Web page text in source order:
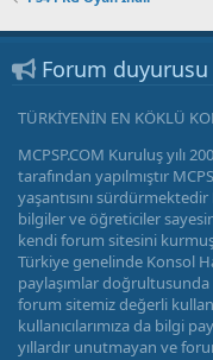
Forum duyurusu
TÜRKİYENİN EN KÖKLÜ
MCPSP.COM Kuruluş yılı
tarafından yapılmıştır
yaşantısını
bilgiler ve öğreticiler
kendi forum sitesini
Türkiye genelinde Konsol
paylaşımlar
forum sitemiz değerli
kullanıcılarımıza da bilgi
yıllardır unutmayan ve